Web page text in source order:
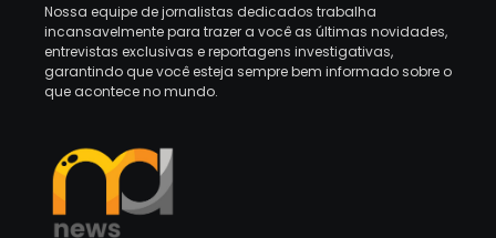
Nossa equipe de jornalistas dedicados trabalha
incansavelmente para trazer a você as últimas novidades,
entrevistas exclusivas e reportagens investigativas,
garantindo que você esteja sempre bem informado sobre o
que acontece no mundo.